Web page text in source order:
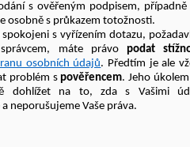
s ověřeným podpisem, případně
osobně s průkazem totožnosti.
s vyřízením dotazu,
máte právo podat
osobních údajů. Předtím je ale
problém spověřencem. Jeho
dohlížet na to, zda s Vašimi
neporušujeme Vaše práva.